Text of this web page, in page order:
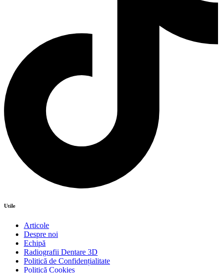
Utile
Articole
Despre noi
Echipă
Radiografii Dentare 3D
Politică de Confidențialitate
Politică Cookies